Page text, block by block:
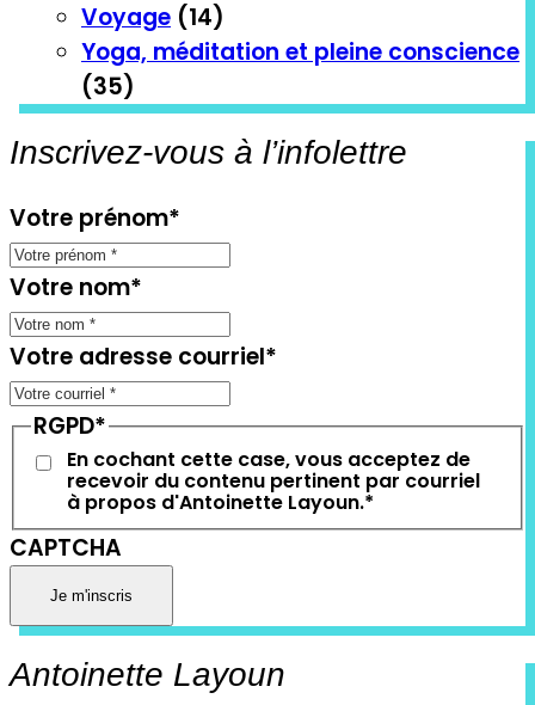
Voyage (14)
Yoga, méditation et pleine conscience
(35)
Inscrivez-vous à l’infolettre
Votre prénom*
Votre nom*
Votre adresse courriel*
RGPD*
En cochant cette case, vous acceptez de
recevoir du contenu pertinent par courriel
à propos d'Antoinette Layoun.*
CAPTCHA
Antoinette Layoun